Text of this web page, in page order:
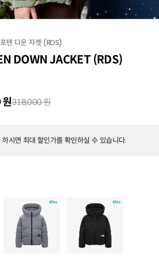
텐 다운 자켓 (RDS)
DOWN JACKET (RDS)
318,000 원
하시면 최대 할인가를 확인하실 수 있습니다.